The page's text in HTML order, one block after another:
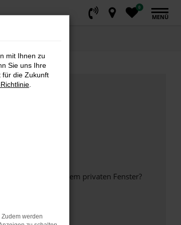
0
MENÜ
oder in einem privaten Fenster?
mit Ihnen zu
Sie uns Ihre
für die Zukunft
werden